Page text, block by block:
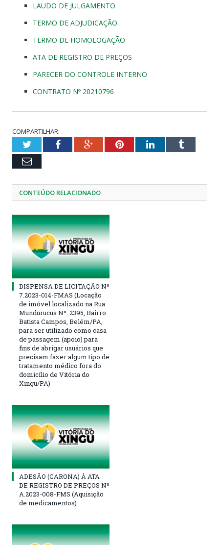
LAUDO DE JULGAMENTO
TERMO DE ADJUDICAÇÃO
TERMO DE HOMOLOGAÇÃO
ATA DE REGISTRO DE PREÇOS
PARECER DO CONTROLE INTERNO
CONTRATO Nº 20210796
COMPARTILHAR:
TwitterFacebookGoogle+PinterestLinkedInTumblr
Email
CONTEÚDO RELACIONADO
DISPENSA DE LICITAÇÃO Nº
7.2023-014-FMAS (Locação
de imóvel localizado na Rua
Mundurucus Nº. 2395, Bairro
Batista Campos, Belém/PA,
para ser utilizado como casa
de passagem (apoio) para
fins de abrigar usuários que
precisam fazer algum tipo de
tratamento médico fora do
domicílio de Vitória do
Xingu/PA)
ADESÃO (CARONA) À ATA
DE REGISTRO DE PREÇOS Nº
A.2023-008-FMS (Aquisição
de medicamentos)